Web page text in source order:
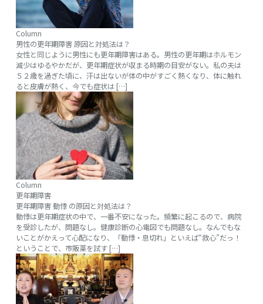
Column
男性の更年期障害 原因と対処法は？
女性と同じように男性にも更年期障害はある。男性の更年期はホルモン
減少はゆるやかだが、更年期症状が収まる時期の目安がない。私の夫は
５２歳を過ぎた頃に、汗は出ないが体の中がすごく熱くなり、体に触れ
ると皮膚が熱く、今でも症状は […]
Column
更年期障害
更年期障害 動悸 の原因と対処法は？
動悸は更年期症状の中で、一番不安になった。頻繁に起こるので、病院
を受診したが、問題なし。健康診断の心電図でも問題なし。なんでもな
いことがかえって心配になり、「動悸・息切れ」といえば“救心”だっ！
ということで、市販薬を試す […]